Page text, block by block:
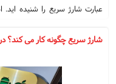
عبارت شارژ سریع را شنیده اید.
وجود ندارد. در این مقاله، در
شارژ سریع چگونه کار می کند؟